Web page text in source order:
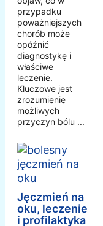
przypadku
poważniejszych
chorób może
opóźnić
diagnostykę i
właściwe
leczenie.
Kluczowe jest
zrozumienie
możliwych
przyczyn bólu ...
Jęczmień na
oku, leczenie
i profilaktyka